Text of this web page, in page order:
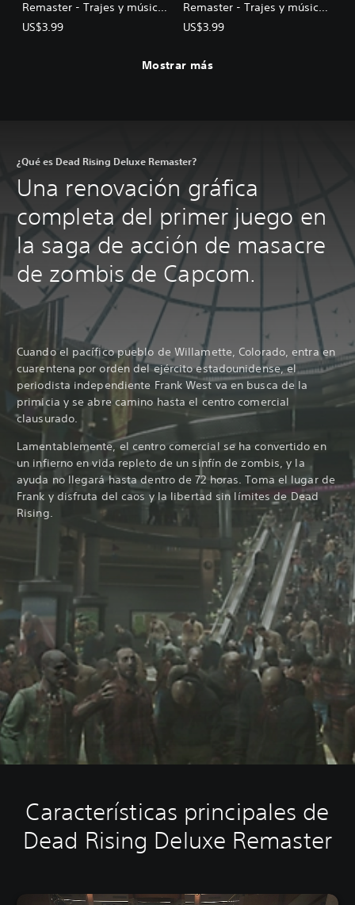
Remaster - Trajes y música:
Pack Dead Rising Original
US$3.99
Remaster - Trajes y música:
Pack héroes de Resident Evil
US$3.99
Mostrar más
¿Qué es Dead Rising Deluxe Remaster?
Una renovación gráfica
completa del primer juego en
la saga de acción de masacre
de zombis de Capcom.
Cuando el pacífico pueblo de Willamette, Colorado, entra en
cuarentena por orden del ejército estadounidense, el
periodista independiente Frank West va en busca de la
primicia y se abre camino hasta el centro comercial
clausurado.
Lamentablemente, el centro comercial se ha convertido en
un infierno en vida repleto de un sinfín de zombis, y la
ayuda no llegará hasta dentro de 72 horas. Toma el lugar de
Frank y disfruta del caos y la libertad sin límites de Dead
Rising.
Características principales de
Dead Rising Deluxe Remaster